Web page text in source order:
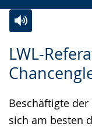
LWL-
Beschäftigte
sich am besten
Leichten
Sprache
Audio-
Unterstützung.
Video
in